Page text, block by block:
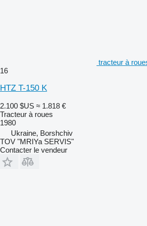
tracteur à
16
HTZ T-150 K
2.100 $US ≈ 1.818 €
Tracteur à roues
1980
Ukraine, Borshchiv
TOV "MRIYa SERVIS"
Contacter le vendeur